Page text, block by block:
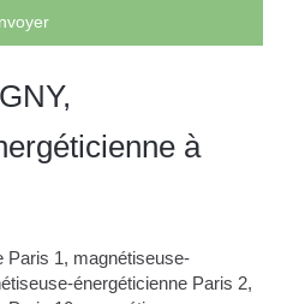
à
Paris 1, magnétiseuse-
énergéticienne Paris 2,